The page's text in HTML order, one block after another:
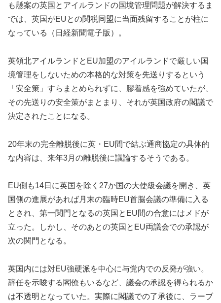
も懸案の英国とアイルランドの国境管理問題が解決するま
では、英国がEUとの関税同盟に当面残留することが柱に
なっている（日経新聞電子版）。
英領北アイルランドとEU加盟のアイルランドで厳しい国
境管理をしないための本格的な対策を先送りするという
「安全策」すらまとめられずに、膠着感を強めていたが、
その先送りの安全策がまとまり、それが英国政府の閣議で
決定されたことになる。
20年末の完全離脱後に英・EU間で結ぶ通商協定の具体的
な内容は、来年3月の離脱後に議論するそうである。
EU側も14日に英国を除く27か国の大使級会議を開き、英
国側の進展があれば月末の臨時EU首脳会議の準備に入る
とされ、第一関門となるの英国とEU間の合意にはメドが
立った。しかし、そのあとの英国とEU両議会での承認が
次の関門となる。
英国内には対EU強硬派を中心に与党内での反発が強い。
辞任を示唆する閣僚もいるなど、議会の承認を得られるか
は不透明となっていた。実際に閣議での了承後に、ラーブ